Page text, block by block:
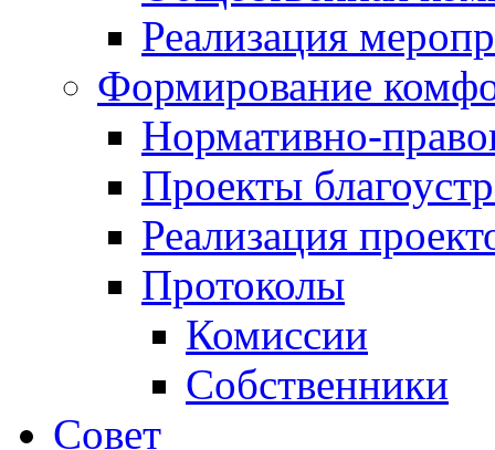
Реализация
Формирование
Нормативно-
Проекты
Реализация
Протоколы
Комиссии
Собственники
Совет